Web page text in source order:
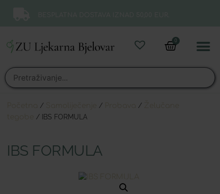
0
/ / /
/ IBS FORMULA
IBS FORMULA